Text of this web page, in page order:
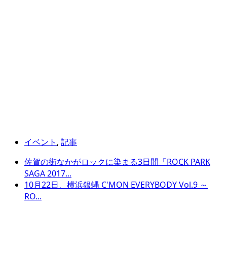
イベント , 記事
佐賀の街なかがロックに染まる3日間「ROCK PARK
SAGA 2017...
10月22日、横浜銀蝿 C'MON EVERYBODY Vol.9 ～
RO...